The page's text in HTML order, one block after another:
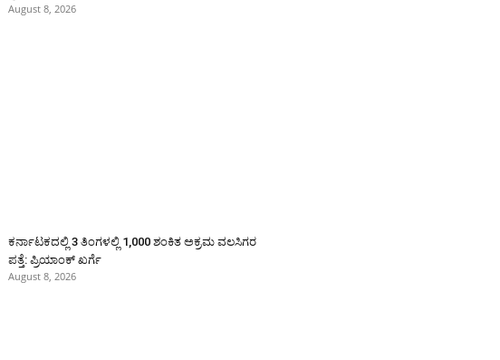
August 8, 2026
ಕರ್ನಾಟಕದಲ್ಲಿ 3 ತಿಂಗಳಲ್ಲಿ 1,000 ಶಂಕಿತ ಅಕ್ರಮ ವಲಸಿಗರ
ಪತ್ತೆ: ಪ್ರಿಯಾಂಕ್‌ ಖರ್ಗೆ
August 8, 2026